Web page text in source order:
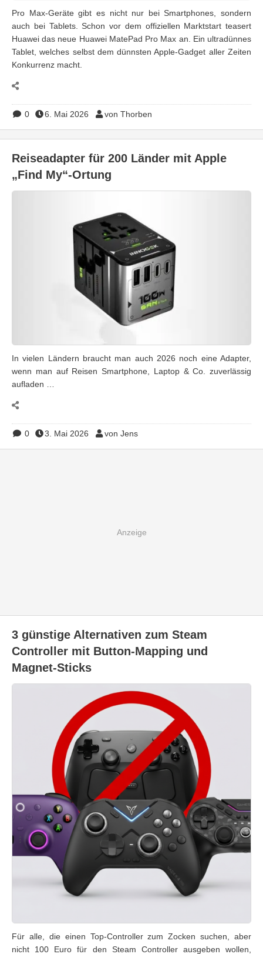
Pro Max-Geräte gibt es nicht nur bei Smartphones, sondern
auch bei Tablets. Schon vor dem offiziellen Marktstart teasert
Huawei das neue Huawei MatePad Pro Max an. Ein ultradünnes
Tablet, welches selbst dem dünnsten Apple-Gadget aller Zeiten
Konkurrenz macht.
0 6. Mai 2026 von Thorben
Reiseadapter für 200 Länder mit Apple
„Find My“-Ortung
In vielen Ländern braucht man auch 2026 noch eine Adapter,
wenn man auf Reisen Smartphone, Laptop & Co. zuverlässig
aufladen …
0 3. Mai 2026 von Jens
3 günstige Alternativen zum Steam
Controller mit Button-Mapping und
Magnet-Sticks
Für alle, die einen Top-Controller zum Zocken suchen, aber
nicht 100 Euro für den Steam Controller ausgeben wollen,